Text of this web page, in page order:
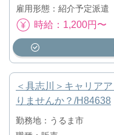
雇用形態：紹介予定派遣
時給：1,200円〜
＜具志川＞キャリア
りませんか？/H84638
勤務地：うるま市